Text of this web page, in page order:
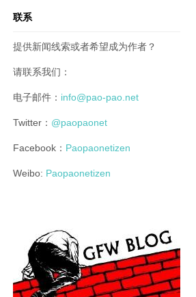
联系
提供新闻线索或者希望成为作者？
请联系我们：
电子邮件： info@pao-pao.net
Twitter： @paopaonet
Facebook： Paopaonetizen
Weibo: Paopaonetizen
gfw_blog_small.jpg